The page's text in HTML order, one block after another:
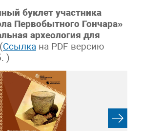
буклет участника
Первобытного Гончара»
археология для
(Ссылка на PDF версию
)